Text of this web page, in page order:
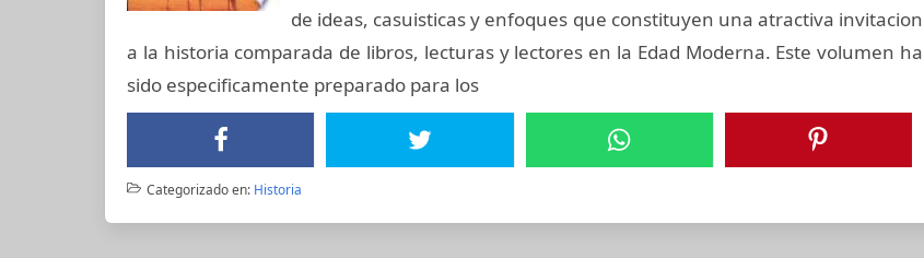
de ideas, casuisticas y enfoques que constituyen una atractiva invitacion
a la historia comparada de libros, lecturas y lectores en la Edad Moderna. Este volumen ha
sido especificamente preparado para los
Categorizado en: Historia